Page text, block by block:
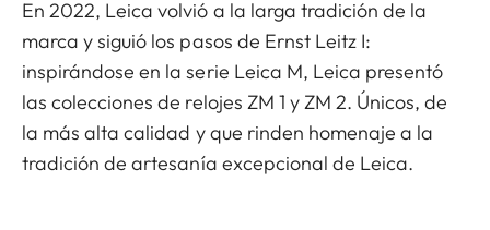
En 2022, Leica volvió a la larga tradición de la
marca y siguió los pasos de Ernst Leitz I:
inspirándose en la serie Leica M, Leica presentó
las colecciones de relojes ZM 1 y ZM 2. Únicos, de
la más alta calidad y que rinden homenaje a la
tradición de artesanía excepcional de Leica.